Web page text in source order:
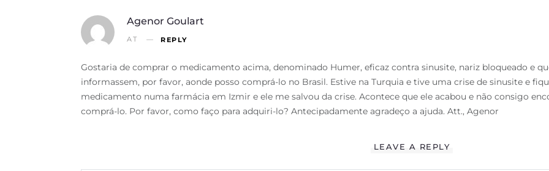
Agenor Goulart
AT REPLY
Gostaria de comprar o medicamento acima, denominado Humer, eficaz contra sinusite, nariz bloqueado e
informassem, por favor, aonde posso comprá-lo no Brasil. Estive na Turquia e tive uma crise de sinusite e
medicamento numa farmácia em Izmir e ele me salvou da crise. Acontece que ele acabou e não consigo
comprá-lo. Por favor, como faço para adquiri-lo? Antecipadamente agradeço a ajuda. Att., Agenor
LEAVE A REPLY